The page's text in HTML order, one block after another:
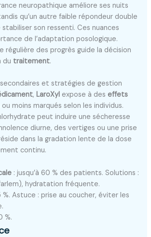
neuropathique améliore ses nuits
qu’un autre faible répondeur double
son ressenti. Ces nuances
de l’adaptation posologique.
régulière des progrès guide la décision
du traitement.
et stratégies de gestion
,LaroXyl expose à des effets
ou moins marqués selon les individus.
peut induire une sécheresse
diurne, des vertiges ou une prise
dans la gradation lente de la dose
continu.
: jusqu’à 60 % des patients. Solutions :
hydratation fréquente.
%. Astuce : prise au coucher, éviter les
%.